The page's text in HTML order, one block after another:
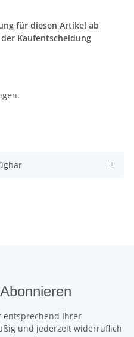
für diesen Artikel ab
Kaufentscheidung
entsprechend Ihrer
und jederzeit widerruflich